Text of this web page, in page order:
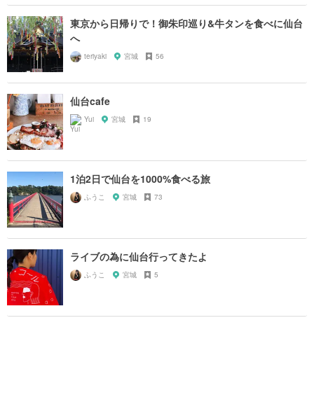
東京から日帰りで！御朱印巡り&牛タンを食べに仙台
へ
teriyaki 宮城 56
仙台cafe
Yui 宮城 19
1泊2日で仙台を1000%食べる旅
ふうこ 宮城 73
ライブの為に仙台行ってきたよ
ふうこ 宮城 5